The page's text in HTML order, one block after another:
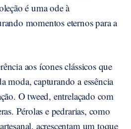
é uma ode à
momentos eternos para a
aos ícones clássicos que
moda, capturando a essência
O tweed, entrelaçado com
Pérolas e pedrarias, como
acrescentam um toque